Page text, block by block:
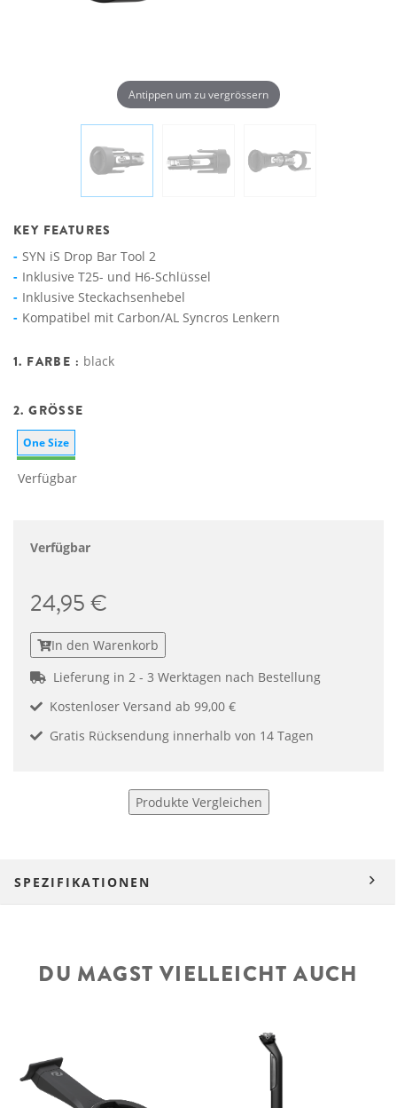
Antippen um zu vergrössern
KEY FEATURES
SYN iS Drop Bar Tool 2
Inklusive T25- und H6-Schlüssel
Inklusive Steckachsenhebel
Kompatibel mit Carbon/AL Syncros Lenkern
1. FARBE : black
2. GRÖSSE
One Size
Verfügbar
Verfügbar
24,95 €
In den Warenkorb
Lieferung in 2 - 3 Werktagen nach Bestellung
Kostenloser Versand ab 99,00 €
Gratis Rücksendung innerhalb von 14 Tagen
Produkte Vergleichen
SPEZIFIKATIONEN
DU MAGST VIELLEICHT AUCH